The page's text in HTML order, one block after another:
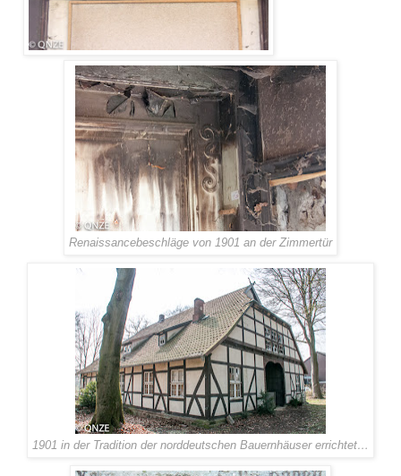
Renaissancebeschläge von 1901 an der Zimmertür
1901 in der Tradition der norddeutschen Bauernhäuser errichtet…